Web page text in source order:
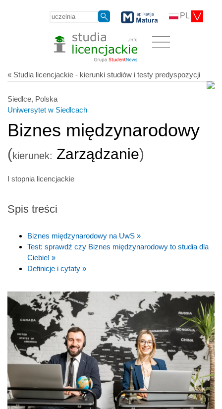
PL
« Studia licencjackie - kierunki studiów i testy predyspozycji
Siedlce, Polska
Uniwersytet w Siedlcach
Biznes międzynarodowy
(kierunek: Zarządzanie)
I stopnia licencjackie
Spis treści
Biznes międzynarodowy na UwS »
Test: sprawdź czy Biznes międzynarodowy to studia dla
Ciebie! »
Definicje i cytaty »